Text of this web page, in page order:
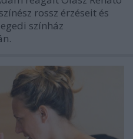
rossz érzéseit és
színház